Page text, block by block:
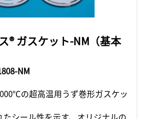
® ガスケット-NM（基本
NM
の超高温用うず巻形ガスケッ